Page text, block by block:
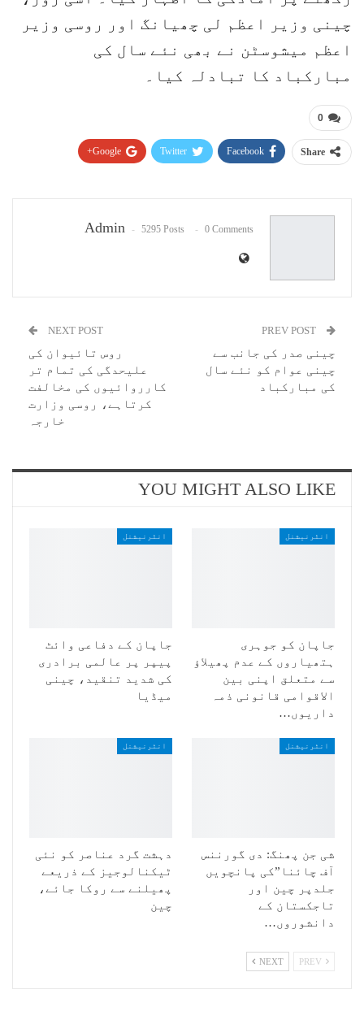
چینی وزیر اعظم لی چھیانگ اور روسی وزیر
اعظم میشوسٹن نے بھی نئے سال کی
مبارکباد کا تبادلہ کیا۔
0
Share
Facebook
Twitter
Google+
Admin 5295 Posts 0 Comments
چینی صدر کی جانب سے
چینی عوام کو نئے سال
کی مبارکباد
NEXT POST
روس تائیوان کی
علیحدگی کی تمام تر
کارروائیوں کی مخالفت
کرتاہے، روسی وزارت
خارجہ
YOU MIGHT ALSO LIKE
انٹرنیشنل
جاپان کو جوہری
ہتھیاروں کے عدم پھیلاؤ
سے متعلق اپنی بین
الاقوامی قانونی ذمہ
داریوں…
انٹرنیشنل
جاپان کے دفاعی وائٹ
پیپر پر عالمی برادری
کی شدید تنقید، چینی
میڈیا
انٹرنیشنل
شی جن پھنگ: دی گورننس
آف چائنا”کی پانچویں
جلدپر چین اور
تاجکستان کے
دانشوروں…
انٹرنیشنل
دہشت گرد عناصر کو نئی
ٹیکنالوجیز کے ذریعے
پھیلنے سے روکا جائے،
چین
NEXT